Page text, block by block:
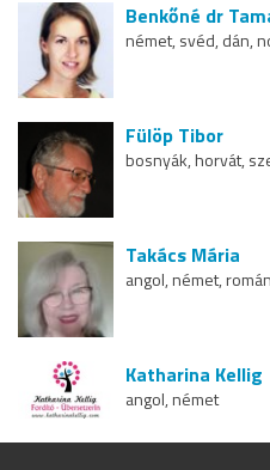
Benkőné dr
német, svéd, dán,
Fülöp Tibor
bosnyák, horvát,
Takács Mária
angol, német, román
Katharina Kellig
angol, német